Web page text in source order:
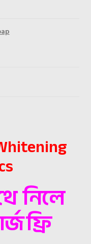
নিলে
ফ্রি